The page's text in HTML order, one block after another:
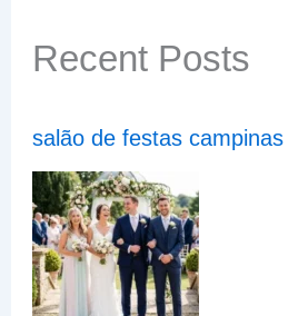
Recent Posts
salão de festas campinas